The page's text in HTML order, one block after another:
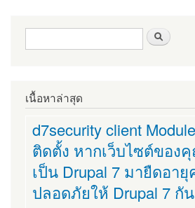
ฟอร์มค้นหา
เนื้อหาล่าสุด
d7security client
ติดตั้ง หากเว็บไซต์ของ
เป็น Drupal 7 มายืดอายุ
ปลอดภัยให้ Drupal 7 กัน